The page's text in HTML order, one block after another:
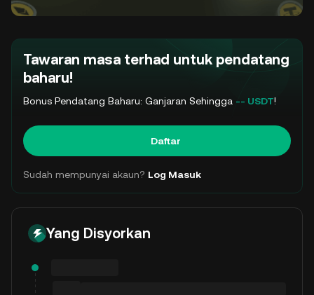
Tawaran masa terhad untuk pendatang
baharu!
Bonus Pendatang Baharu: Ganjaran Sehingga -- USDT!
Daftar
Sudah mempunyai akaun? Log Masuk
Yang Disyorkan